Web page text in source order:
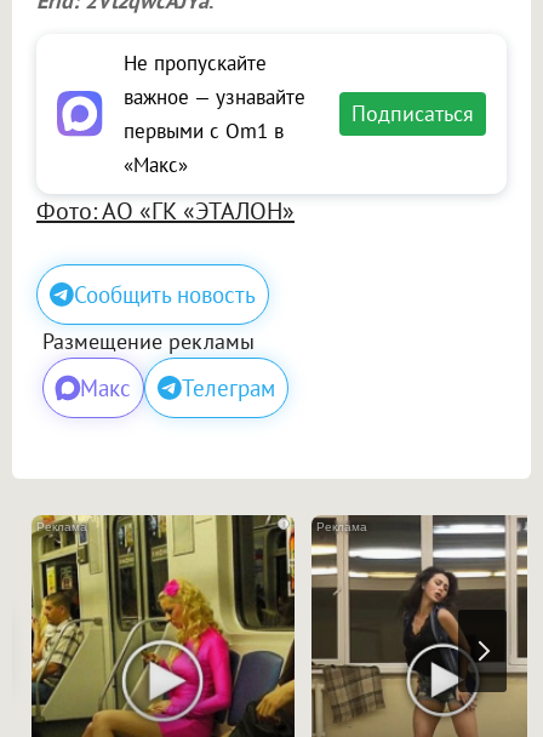
Не пропускайте
важное — узнавайте
первыми с Om1 в
«Макс»
Подписаться
Фото: АО «ГК «ЭТАЛОН»
Сообщить новость
Размещение рекламы
Макс Телеграм
i